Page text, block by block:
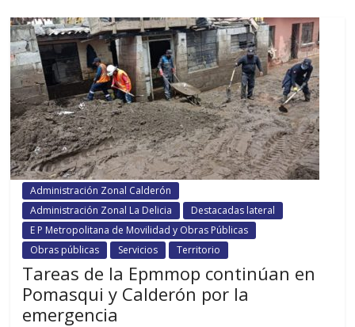
Administración Zonal Calderón
Administración Zonal La Delicia
Destacadas lateral
E P Metropolitana de Movilidad y Obras Públicas
Obras públicas
Servicios Territorio
Tareas de la Epmmop continúan en
Pomasqui y Calderón por la
emergencia